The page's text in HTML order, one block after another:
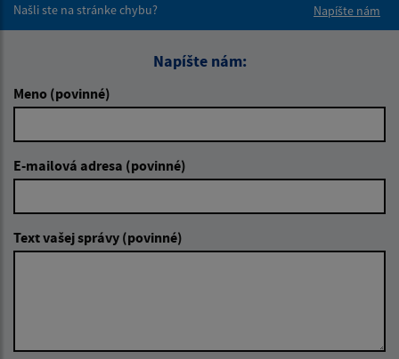
Našli ste na stránke chybu?
Napíšte nám
Napíšte nám:
Meno (povinné)
E-mailová adresa (povinné)
Text vašej správy (povinné)